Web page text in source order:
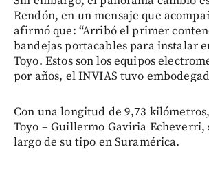
Rendón, en un mensaje que
afirmó que: “Arribó el primer
bandejas portacables para instalar
Toyo. Estos son los equipos
por años, el INVIAS tuvo
Con una longitud de 9,73
Toyo – Guillermo Gaviria Echeverri,
largo de su tipo en Suramérica.